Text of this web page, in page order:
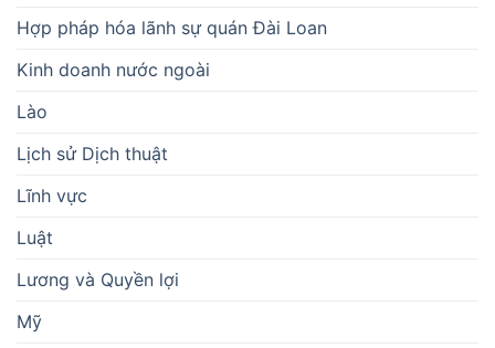
Hợp pháp hóa lãnh sự quán Đài Loan
Kinh doanh nước ngoài
Lào
Lịch sử Dịch thuật
Lĩnh vực
Luật
Lương và Quyền lợi
Mỹ